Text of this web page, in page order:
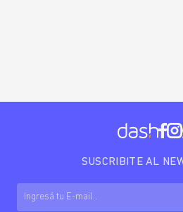
SUSCRIBITE AL